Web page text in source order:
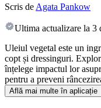
Scris de Agata Pankow
Ultima actualizare la 3
Uleiul vegetal este un
copt și dressinguri.
înțelege impactul lor
pentru a preveni
Află mai multe în aplicație